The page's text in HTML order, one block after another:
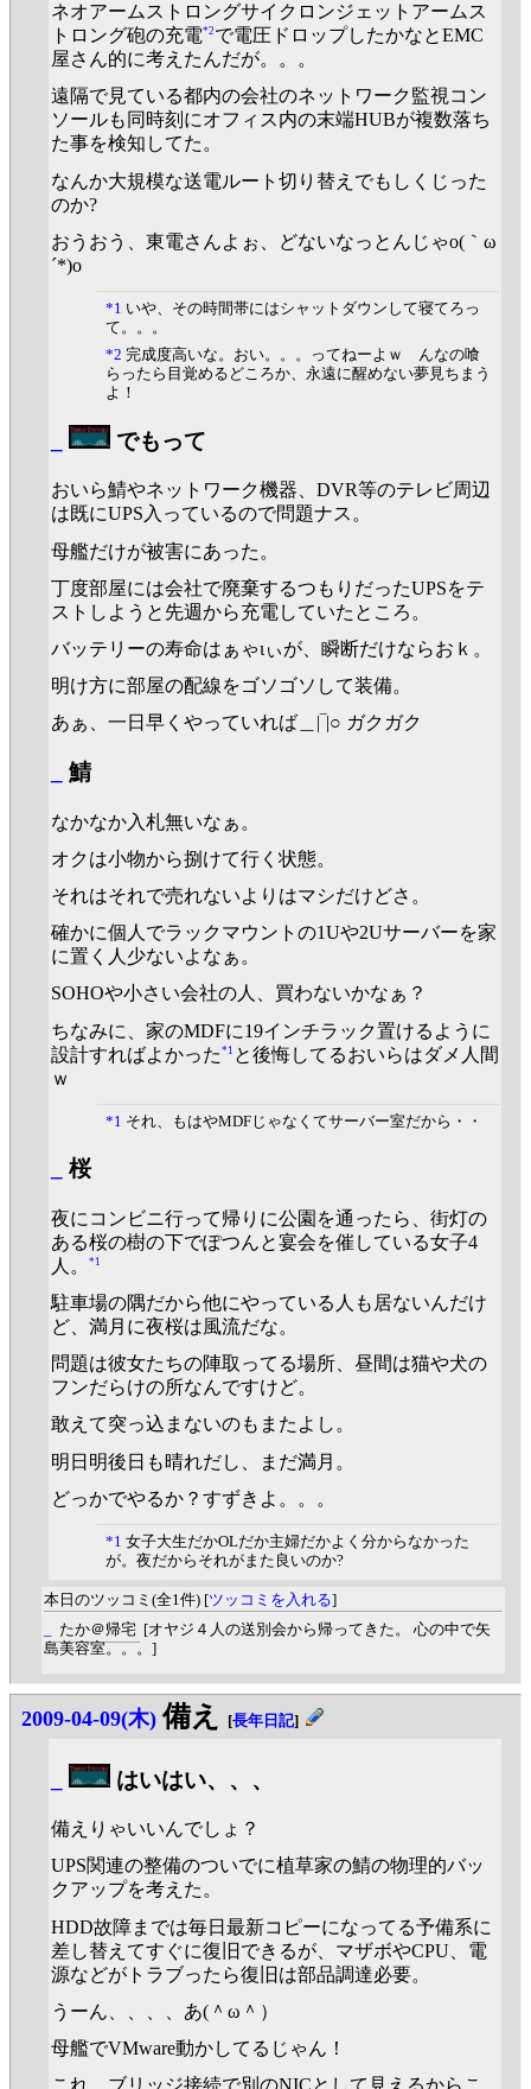
ネオアームストロングサイクロンジェットアームス
トロング砲の充電*2 で電圧ドロップしたかなとEMC
屋さん的に考えたんだが。。。
遠隔で見ている都内の会社のネットワーク監視コン
ソールも同時刻にオフィス内の末端HUBが複数落ち
た事を検知してた。
なんか大規模な送電ルート切り替えでもしくじった
のか?
おうおう、東電さんよぉ、どないなっとんじゃo(｀ω
´*)o
*1 いや、その時間帯にはシャットダウンして寝てろっ
て。。。
*2 完成度高いな。おい。。。ってねーよｗ んなの喰
らったら目覚めるどころか、永遠に醒めない夢見ちまう
よ！
でもって
おいら鯖やネットワーク機器、DVR等のテレビ周辺
は既にUPS入っているので問題ナス。
母艦だけが被害にあった。
丁度部屋には会社で廃棄するつもりだったUPSをテ
ストしようと先週から充電していたところ。
バッテリーの寿命はぁゃιぃが、瞬断だけならおｋ。
明け方に部屋の配線をゴソゴソして装備。
あぁ、一日早くやっていれば＿|‾|○ ガクガク
鯖
なかなか入札無いなぁ。
オクは小物から捌けて行く状態。
それはそれで売れないよりはマシだけどさ。
確かに個人でラックマウントの1Uや2Uサーバーを家
に置く人少ないよなぁ。
SOHOや小さい会社の人、買わないかなぁ？
ちなみに、家のMDFに19インチラック置けるように
設計すればよかった *1 と後悔してるおいらはダメ人間
ｗ
*1 それ、もはやMDFじゃなくてサーバー室だから・・
桜
夜にコンビニ行って帰りに公園を通ったら、街灯の
ある桜の樹の下でぽつんと宴会を催している女子4
人。
*1
駐車場の隅だから他にやっている人も居ないんだけ
ど、満月に夜桜は風流だな。
問題は彼女たちの陣取ってる場所、昼間は猫や犬の
フンだらけの所なんですけど。
敢えて突っ込まないのもまたよし。
明日明後日も晴れだし、まだ満月。
どっかでやるか？すずきよ。。。
*1 女子大生だかOLだか主婦だかよく分からなかった
が。夜だからそれがまた良いのか?
本日のツッコミ(全1件) [ツッコミを入れる]
たか＠帰宅 [オヤジ４人の送別会から帰ってきた。 心の中で矢
島美容室。。。]
2009-04-09(木) 備え [長年日記]
はいはい、、、
備えりゃいいんでしょ？
UPS関連の整備のついでに植草家の鯖の物理的バッ
クアップを考えた。
HDD故障までは毎日最新コピーになってる予備系に
差し替えてすぐに復旧できるが、マザボやCPU、電
源などがトラブったら復旧は部品調達必要。
うーん、、、、あ(＾ω＾）
母艦でVMware動かしてるじゃん！